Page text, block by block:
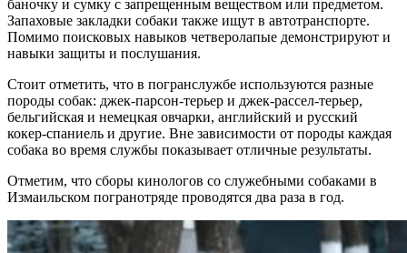
баночку и сумку с запрещенным веществом или предметом.
Запаховые закладки собаки также ищут в автотранспорте.
Помимо поисковых навыков четверолапые демонстрируют и
навыки защиты и послушания.
Стоит отметить, что в погранслужбе используются разные
породы собак: джек-парсон-терьер и джек-рассел-терьер,
бельгийская и немецкая овчарки, английский и русский
кокер-спаниель и другие. Вне зависимости от породы каждая
собака во время службы показывает отличные результаты.
Отметим, что сборы кинологов со служебными собаками в
Измаильском погранотряде проводятся два раза в год.